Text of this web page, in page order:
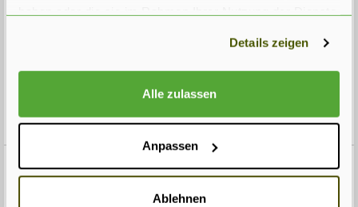
Details zeigen
Alle zulassen
Anpassen
Ablehnen
€45,00
Zurück